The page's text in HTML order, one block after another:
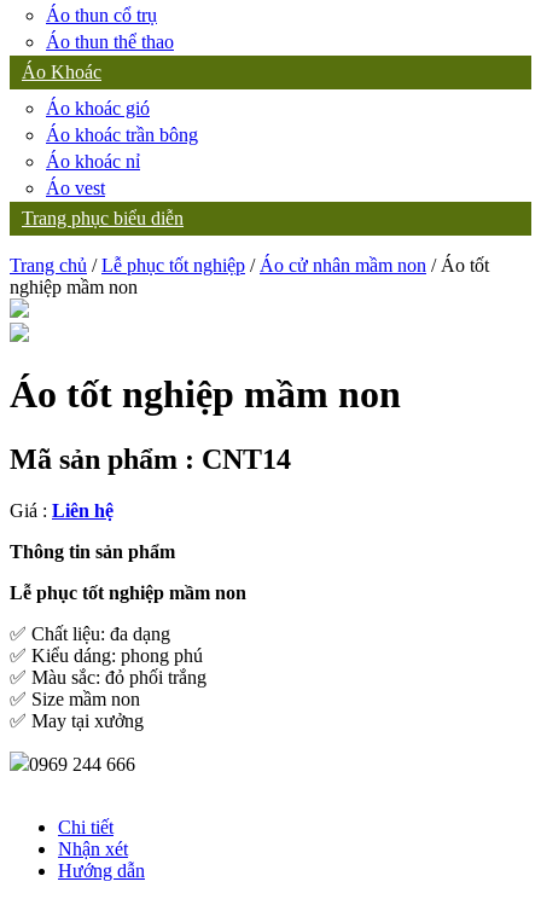
Áo thun cổ trụ
Áo thun thể thao
Áo Khoác
Áo khoác gió
Áo khoác trần bông
Áo khoác nỉ
Áo vest
Trang phục biểu diễn
Trang chủ /Lễ phục tốt nghiệp / Áo cử nhân mầm non / Áo tốt
nghiệp mầm non
Áo tốt nghiệp mầm non
Mã sản phẩm : CNT14
Giá : Liên hệ
Thông tin sản phẩm
Lễ phục tốt nghiệp mầm non
✅ Chất liệu: đa dạng
✅ Kiểu dáng: phong phú
✅ Màu sắc: đỏ phối trắng
✅ Size mầm non
✅ May tại xưởng
0969 244 666
Chi tiết
Nhận xét
Hướng dẫn